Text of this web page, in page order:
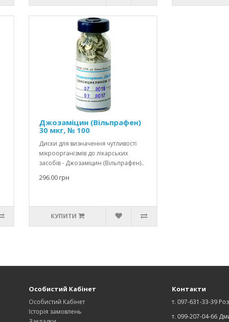
Джозаміцин (Вільпрафен)
30 мкг, № 100
Диски для визначення чутливості
мікроорганізмів до лікарських
засобів - Джозаміцин (Вільпрафен)..
296.00 грн
КУПИТИ
Особистий Кабінет
Особистий Кабінет
Історія замовлень
Контакти
т. 097-631-33-39
т. 099-207-04-66